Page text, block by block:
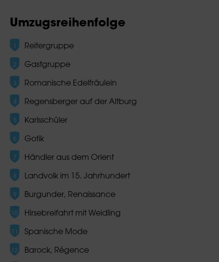
Umzugsreihenfolge
Reitergruppe
Gastgruppe
Romanische Edelfräulein
Regensberger auf der Altburg
Karlsschüler
Gotik
Händler aus dem Orient
Landvolk im 15. Jahrhundert
Burgunder, Renaissance
Hirsebreifahrt mit Weidling
Spanische Mode
Barock, Régence